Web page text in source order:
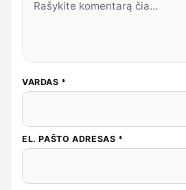
VARDAS *
EL. PAŠTO ADRESAS *